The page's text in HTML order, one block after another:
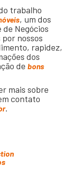
trabalho
, um dos
Negócios
nossos
rapidez,
dos
de bons
mais sobre
contato
.